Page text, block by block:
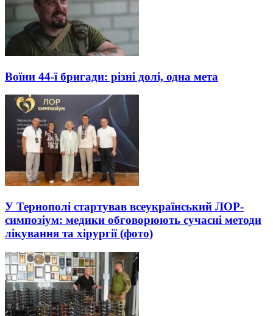
Воїни 44-ї бригади: різні долі, одна мета
У Тернополі стартував всеукраїнський ЛОР-
симпозіум: медики обговорюють сучасні методи
лікування та хірургії (фото)